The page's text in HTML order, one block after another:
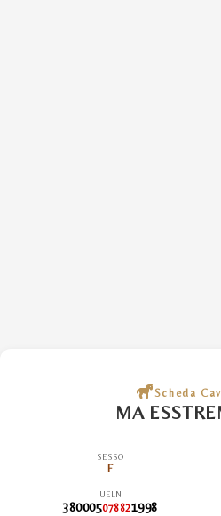
Scheda
MA
SESSO
F
UELN
380005078821998